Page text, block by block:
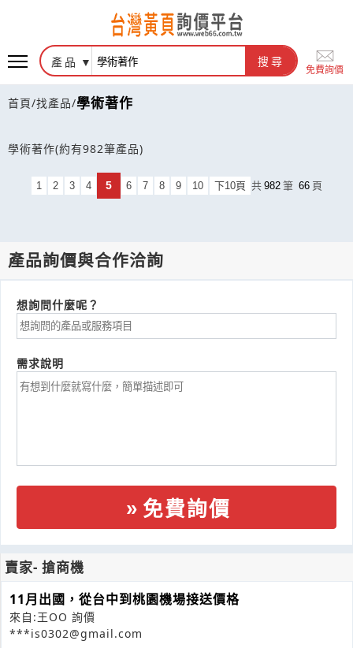
產品 搜尋
免費詢價
首頁/找產品/學術著作
學術著作(約有982筆產品)
1 2 3 4 5 6 7 8 9 10 下10頁 共 982 筆 66 頁
產品詢價與合作洽詢
想詢問什麼呢？
需求說明
免費詢價
賣家- 搶商機
11月出國，從台中到桃園機場接送價格
來自:王OO 詢價
***is0302@gmail.com